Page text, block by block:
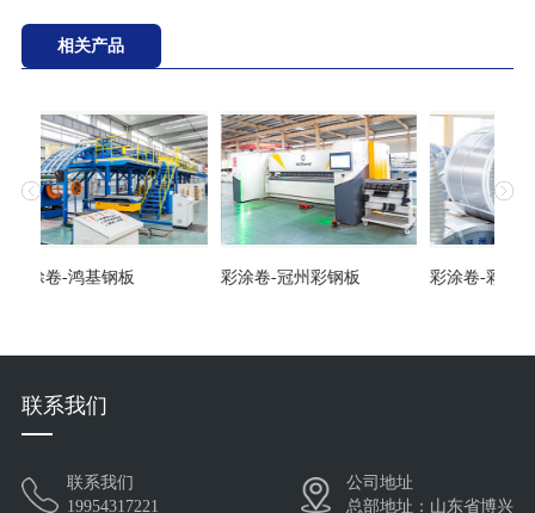
相关产品
彩涂卷-鸿基钢板 彩涂卷-冠州彩钢板 彩涂卷-彩钢
联系我们
联系我们
19954317221
公司地址
总部地址：山东省博兴